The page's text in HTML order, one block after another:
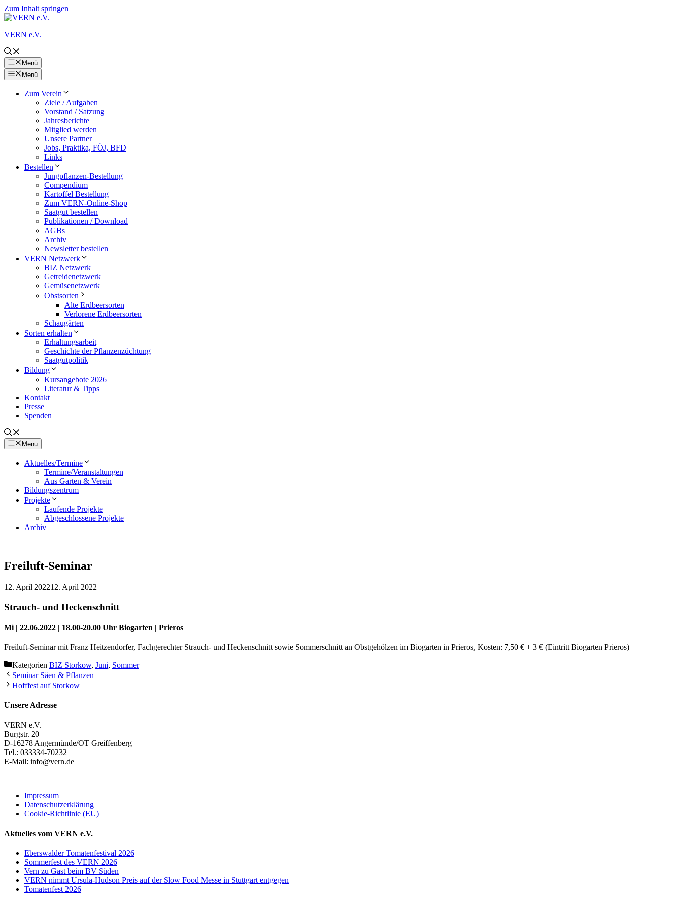
Zum Inhalt springen
VERN e.V.
Menü
Menü
Zum Verein
Ziele / Aufgaben
Vorstand / Satzung
Jahresberichte
Mitglied werden
Unsere Partner
Jobs, Praktika, FÖJ, BFD
Links
Bestellen
Jungpflanzen-Bestellung
Compendium
Kartoffel Bestellung
Zum VERN-Online-Shop
Saatgut bestellen
Publikationen / Download
AGBs
Archiv
Newsletter bestellen
VERN Netzwerk
BIZ Netzwerk
Getreidenetzwerk
Gemüsenetzwerk
Obstsorten
Alte Erdbeersorten
Verlorene Erdbeersorten
Schaugärten
Sorten erhalten
Erhaltungsarbeit
Geschichte der Pflanzenzüchtung
Saatgutpolitik
Bildung
Kursangebote 2026
Literatur & Tipps
Kontakt
Presse
Spenden
Menu
Aktuelles/Termine
Termine/Veranstaltungen
Aus Garten & Verein
Bildungszentrum
Projekte
Laufende Projekte
Abgeschlossene Projekte
Archiv
Freiluft-Seminar
12. April 202212. April 2022
Strauch- und Heckenschnitt
Mi | 22.06.2022 | 18.00-20.00 Uhr Biogarten | Prieros
Freiluft-Seminar mit Franz Heitzendorfer, Fachgerechter Strauch- und Heckenschnitt sowie Sommerschnitt an Obstgehölzen im Biogarten in Prieros, Kosten: 7,50 € + 3 € (Eintritt Biogarten Prieros)
Kategorien BIZ Storkow, Juni, Sommer
Seminar Säen & Pflanzen
Hofffest auf Storkow
Unsere Adresse
VERN e.V.
Burgstr. 20
D-16278 Angermünde/OT Greiffenberg
Tel.: 033334-70232
E-Mail: info@vern.de
Impressum
Datenschutzerklärung
Cookie-Richtlinie (EU)
Aktuelles vom VERN e.V.
Eberswalder Tomatenfestival 2026
Sommerfest des VERN 2026
Vern zu Gast beim BV Süden
VERN nimmt Ursula-Hudson Preis auf der Slow Food Messe in Stuttgart entgegen
Tomatenfest 2026